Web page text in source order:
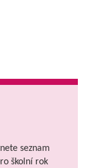
seznam
školní rok